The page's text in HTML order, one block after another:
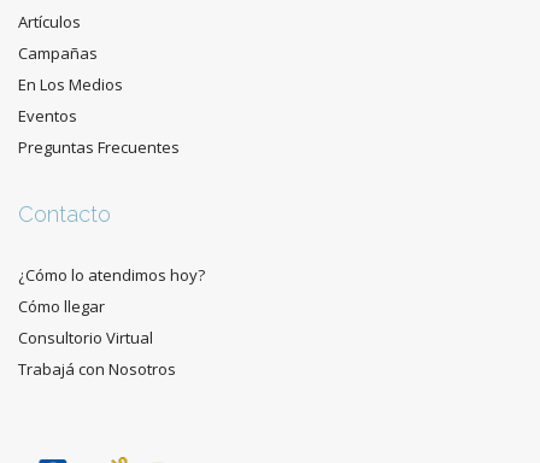
Artículos
Campañas
En Los Medios
Eventos
Preguntas Frecuentes
Contacto
¿Cómo lo atendimos hoy?
Cómo llegar
Consultorio Virtual
Trabajá con Nosotros